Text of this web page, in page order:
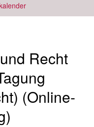
Recht
(Online-